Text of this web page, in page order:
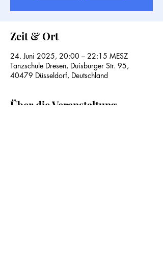
Zeit & Ort
24. Juni 2025, 20:00 – 22:15 MESZ
Tanzschule Dresen, Duisburger Str. 95,
40479 Düsseldorf, Deutschland
Über die Veranstaltung